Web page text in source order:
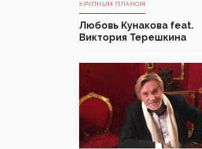
КРУПНЫМ ПЛАНОМ
Любовь Кунакова feat.
Виктория Терешкина